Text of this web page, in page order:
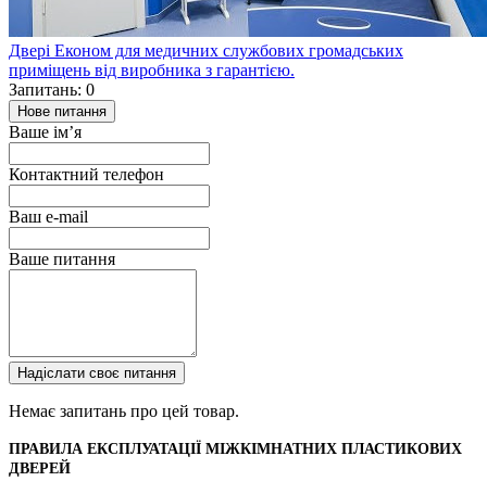
Двері Економ для медичних службових громадських
приміщень від виробника з гарантією.
Запитань: 0
Нове питання
Ваше ім’я
Контактний телефон
Ваш e-mail
Ваше питання
Надіслати своє питання
Немає запитань про цей товар.
ПРАВИЛА ЕКСПЛУАТАЦІЇ МІЖКІМНАТНИХ ПЛАСТИКОВИХ
ДВЕРЕЙ